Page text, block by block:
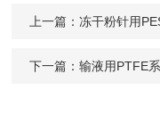
上一篇：冻干粉针用
下一篇：输液用PTFE